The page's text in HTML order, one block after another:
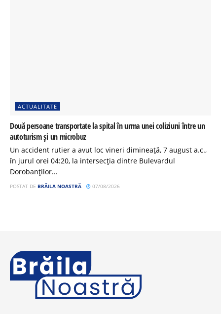
ACTUALITATE
Două persoane transportate la spital în urma unei coliziuni între un
autoturism și un microbuz
Un accident rutier a avut loc vineri dimineață, 7 august a.c.,
în jurul orei 04:20, la intersecția dintre Bulevardul
Dorobanților...
POSTAT DE BRĂILA NOASTRĂ 07/08/2026